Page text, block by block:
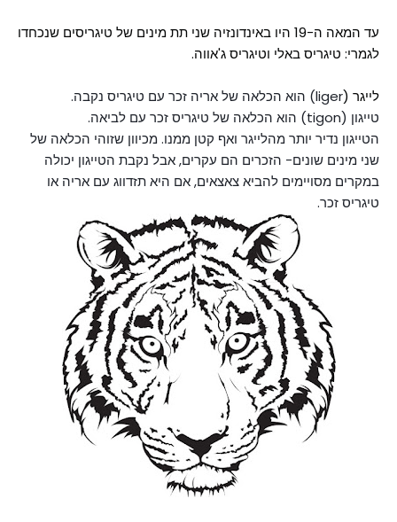
עד המאה ה-19 היו באינדונזיה שני תת מינים של טיגריסים שנכחדו
לגמרי: טיגריס באלי וטיגריס ג'אווה.
לייגר (liger) הוא הכלאה של אריה זכר עם טיגריס נקבה.
טייגון (tigon) הוא הכלאה של טיגריס זכר עם לביאה.
הטייגון נדיר יותר מהלייגר ואף קטן ממנו. מכיוון שזוהי הכלאה של
שני מינים שונים- הזכרים הם עקרים, אבל נקבת הטייגון יכולה
במקרים מסויימים להביא צאצאים, אם היא תזדווג עם אריה או
טיגריס זכר.